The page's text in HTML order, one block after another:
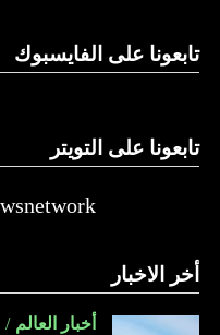
النهار
تابعونا على الفايسبوك
تابعونا على التويتر
أخر الاخبار
أخبار العالم